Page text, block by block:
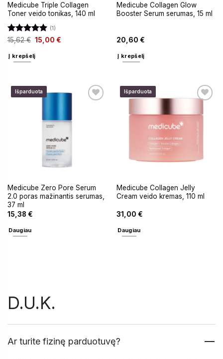
Medicube Triple Collagen
Toner veido tonikas, 140 ml
Įvertinimas:
(1)
15,62€ 15,00 €
Į krepšelį
Medicube Collagen Glow
Booster Serum serumas, 15 ml
20,60 €
Į krepšelį
Išparduota
Medicube Zero Pore Serum
2.0 poras mažinantis serumas,
37 ml
15,38 €
Daugiau
Išparduota
Medicube Collagen Jelly
Cream veido kremas, 110 ml
31,00 €
Daugiau
D.U.K.
Ar turite fizinę parduotuvę?